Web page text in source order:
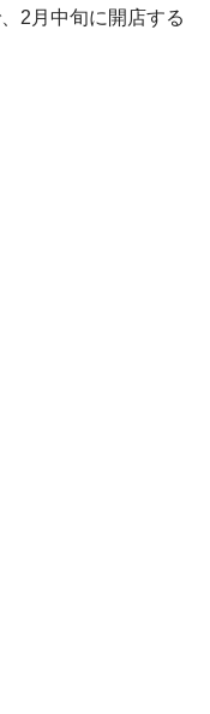
2月中旬に開店する